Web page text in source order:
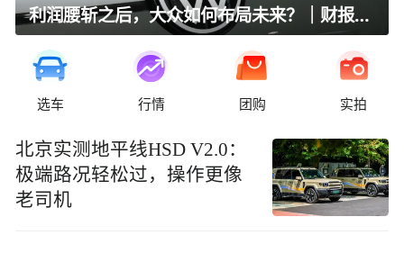
利润腰斩之后，大众如何布局未来？｜财报全视角
选车 行情 团购 实拍
北京实测地平线HSD V2.0：
极端路况轻松过，操作更像
老司机